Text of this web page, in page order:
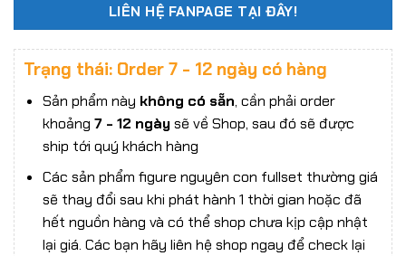
LIÊN HỆ FANPAGE TẠI ĐÂY!
Trạng thái: Order 7 - 12 ngày có hàng
Sản phẩm này không có sẵn, cần phải order
khoảng 7 - 12 ngàysẽ về Shop, sau đó sẽ được
ship tới quý khách hàng
Các sản phẩm figure nguyên con fullset thường giá
sẽ thay đổi sau khi phát hành 1 thời gian hoặc đã
hết nguồn hàng và có thể shop chưa kịp cập nhật
lại giá. Các bạn hãy liên hệ shop ngay để check lại